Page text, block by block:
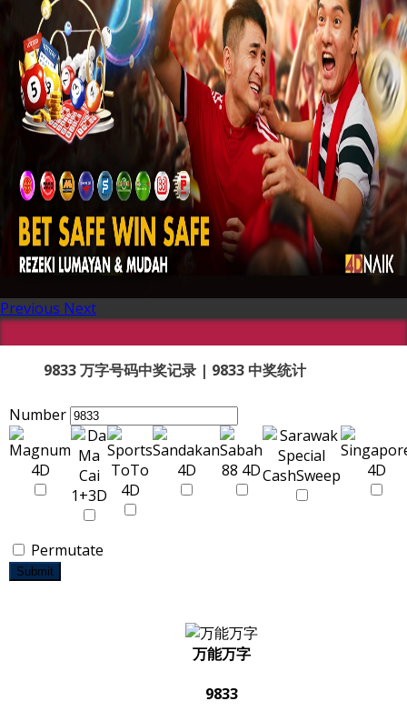
Previous Next
9833 万字号码中奖记录 | 9833 中奖统计
Number
Permutate
Submit
万能万字
9833